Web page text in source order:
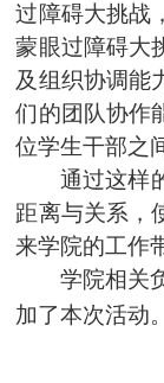
过障碍大挑战
蒙眼过障碍大
及组织协调能
们的团队协作
位学生干部之
通过这样
距离与关系，
来学院的工作
学院相关
加了本次活动。